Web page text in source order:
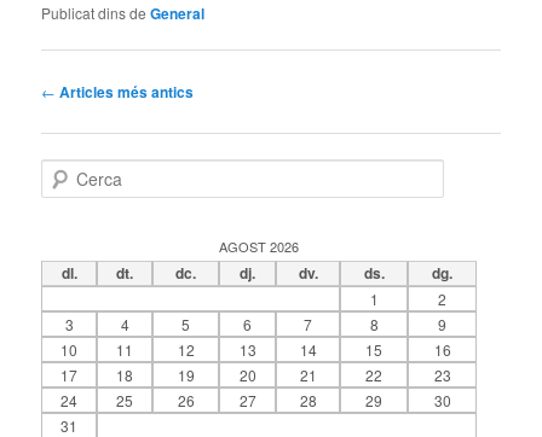
Publicat dins de General
Navegació
articles
← Articles més antics
e
a
AGOST 2026
dl. dt. dc. dj. dv. ds. dg.
1
2
3
4 5 6 7 8
9
10
11 12 13 14 15
16
17
18 19 20 21 22
23
24
25 26 27 28 29
30
31